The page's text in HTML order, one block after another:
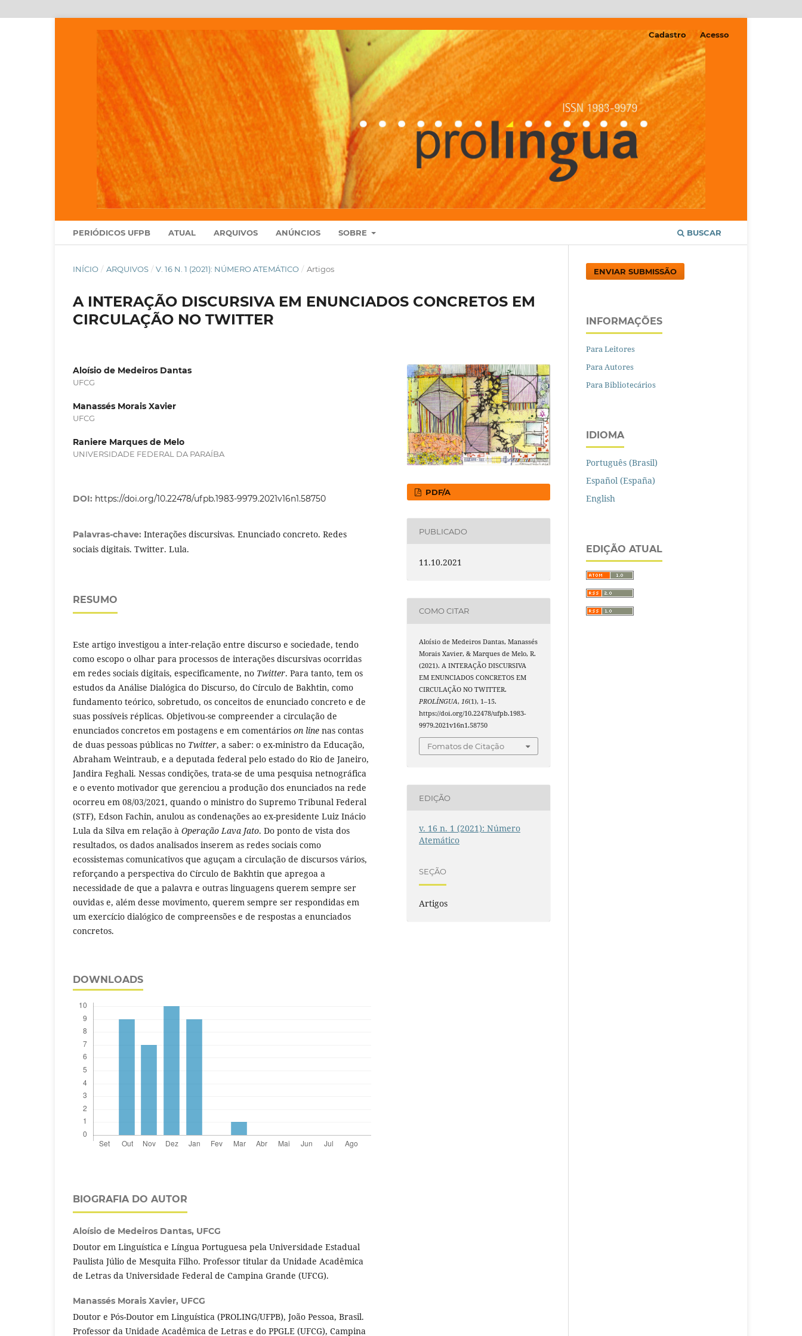
PERIÓDICOS UFPB ATUAL ARQUIVOS ANÚNCIOS SOBRE BUSCAR
Cadastro Acesso
INÍCIO / ARQUIVOS / V. 16 N. 1 (2021): NÚMERO ATEMÁTICO / Artigos
A INTERAÇÃO DISCURSIVA EM ENUNCIADOS CONCRETOS EM
CIRCULAÇÃO NO TWITTER
Aloísio de Medeiros Dantas
UFCG
Manassés Morais Xavier
UFCG
Raniere Marques de Melo
UNIVERSIDADE FEDERAL DA PARAÍBA
DOI: https://doi.org/10.22478/ufpb.1983-9979.2021v16n1.58750
Palavras-chave: Interações discursivas. Enunciado concreto. Redes
sociais digitais. Twitter. Lula.
RESUMO
Este artigo investigou a inter-relação entre discurso e sociedade, tendo
como escopo o olhar para processos de interações discursivas ocorridas
em redes sociais digitais, especificamente, no Twitter. Para tanto, tem os
estudos da Análise Dialógica do Discurso, do Círculo de Bakhtin, como
fundamento teórico, sobretudo, os conceitos de enunciado concreto e de
suas possíveis réplicas. Objetivou-se compreender a circulação de
enunciados concretos em postagens e em comentários on line nas contas
de duas pessoas públicas no Twitter, a saber: o ex-ministro da Educação,
Abraham Weintraub, e a deputada federal pelo estado do Rio de Janeiro,
Jandira Feghali. Nessas condições, trata-se de uma pesquisa netnográfica
e o evento motivador que gerenciou a produção dos enunciados na rede
ocorreu em 08/03/2021, quando o ministro do Supremo Tribunal Federal
(STF), Edson Fachin, anulou as condenações ao ex-presidente Luiz Inácio
Lula da Silva em relação à Operação Lava Jato. Do ponto de vista dos
resultados, os dados analisados inserem as redes sociais como
ecossistemas comunicativos que aguçam a circulação de discursos vários,
reforçando a perspectiva do Círculo de Bakhtin que apregoa a
necessidade de que a palavra e outras linguagens querem sempre ser
ouvidas e, além desse movimento, querem sempre ser respondidas em
um exercício dialógico de compreensões e de respostas a enunciados
concretos.
DOWNLOADS
BIOGRAFIA DO AUTOR
Aloísio de Medeiros Dantas, UFCG
Doutor em Linguística e Língua Portuguesa pela Universidade Estadual
Paulista Júlio de Mesquita Filho. Professor titular da Unidade Acadêmica
de Letras da Universidade Federal de Campina Grande (UFCG).
Manassés Morais Xavier, UFCG
Doutor e Pós-Doutor em Linguística (PROLING/UFPB), João Pessoa, Brasil.
Professor da Unidade Acadêmica de Letras e do PPGLE (UFCG), Campina
PDF/A
PUBLICADO
11.10.2021
COMO CITAR
Aloísio de Medeiros Dantas, Manassés
Morais Xavier, & Marques de Melo, R.
(2021). A INTERAÇÃO DISCURSIVA
EM ENUNCIADOS CONCRETOS EM
CIRCULAÇÃO NO TWITTER.
PROLÍNGUA, 16(1), 1–15.
https://doi.org/10.22478/ufpb.1983-
9979.2021v16n1.58750
Fomatos de Citação
EDIÇÃO
v. 16 n. 1 (2021): Número
Atemático
SEÇÃO
Artigos
ENVIAR SUBMISSÃO
INFORMAÇÕES
Para Leitores
Para Autores
Para Bibliotecários
IDIOMA
Português (Brasil)
Español (España)
English
EDIÇÃO ATUAL